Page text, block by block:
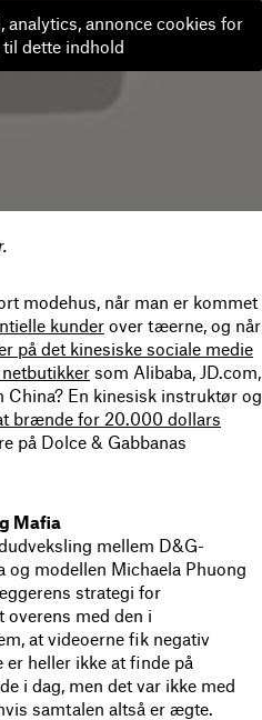
annonce cookies for
dette indhold
modehus, når man er kommet
kunder over tæerne, og når
på det kinesiske sociale medie
som Alibaba, JD.com,
En kinesisk instruktør og
brænde for 20.000 dollars
på Dolce & Gabbanas
Mafia
mellem D&G-
modellen Michaela Phuong
strategi for
overens med den i
at videoerne fik negativ
er heller ikke at finde på
i dag, men det var ikke med
samtalen altså er ægte.